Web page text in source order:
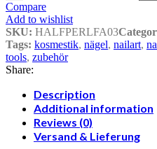
Compare
Add to wishlist
SKU: HALFPERLFA03
Tags: kosmestik, nägel, nailart,
tools, zubehör
Share:
Description
Additional information
Reviews (0)
Versand & Lieferung